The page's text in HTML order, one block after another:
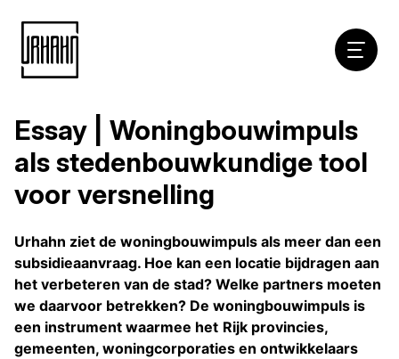
Naar
inhoud
Essay | Woningbouwimpuls
als stedenbouwkundige tool
voor versnelling
Urhahn ziet de woningbouwimpuls als meer dan een
subsidieaanvraag. Hoe kan een locatie bijdragen aan
het verbeteren van de stad? Welke partners moeten
we daarvoor betrekken? De woningbouwimpuls is
een instrument waarmee het Rijk provincies,
gemeenten, woningcorporaties en ontwikkelaars